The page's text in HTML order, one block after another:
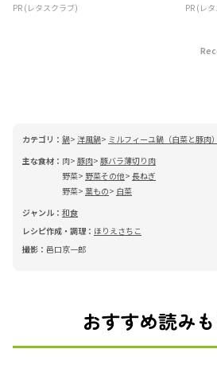
PR (レタスクラブ) PR (レ
カテゴリ： 鍋 洋風鍋
ミルフィーユ鍋（白菜と豚肉）
主な食材： 肉 豚肉 豚バラ薄切り肉
野菜
野菜その他 長ねぎ
野菜 葉もの
白菜
ジャンル： 和食
レシピ作成・調理： ほりえさちこ
撮影： 邑口京一郎
おすすめ読み